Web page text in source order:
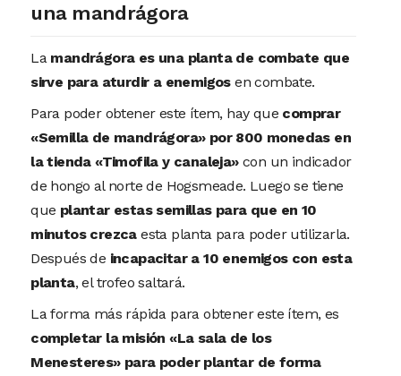
una mandrágora
La mandrágora es una planta de combate que
sirve para aturdir a enemigosen combate.
Para poder obtener este ítem, hay que comprar
«Semilla de mandrágora» por 800 monedas en
la tienda «Timofila y canaleja»con un indicador
de hongo al norte de Hogsmeade. Luego se tiene
que plantar estas semillas para que en 10
minutos crezcaesta planta para poder utilizarla.
Después de incapacitar a 10 enemigos con esta
planta, el trofeo saltará.
La forma más rápida para obtener este ítem, es
completar la misión «La sala de los
Menesteres» para poder plantar de forma